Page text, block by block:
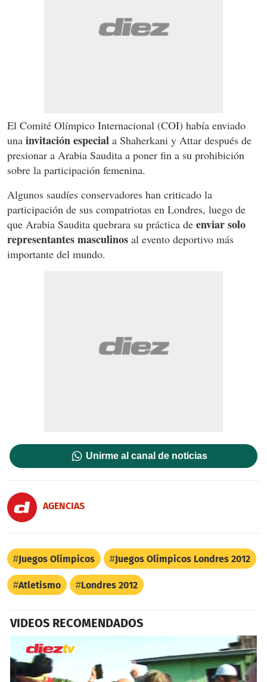
El Comité Olímpico Internacional (COI) había enviado
una invitación especial a Shaherkani y Attar después de
presionar a Arabia Saudita a poner fin a su prohibición
sobre la participación femenina.
Algunos saudíes conservadores han criticado la
participación de sus compatriotas en Londres, luego de
que Arabia Saudita quebrara su práctica de enviar solo
representantes masculinos al evento deportivo más
importante del mundo.
Unirme al canal de noticias
AGENCIAS
Juegos Olímpicos Juegos Olímpicos Londres 2012
Atletismo Londres 2012
VIDEOS RECOMENDADOS